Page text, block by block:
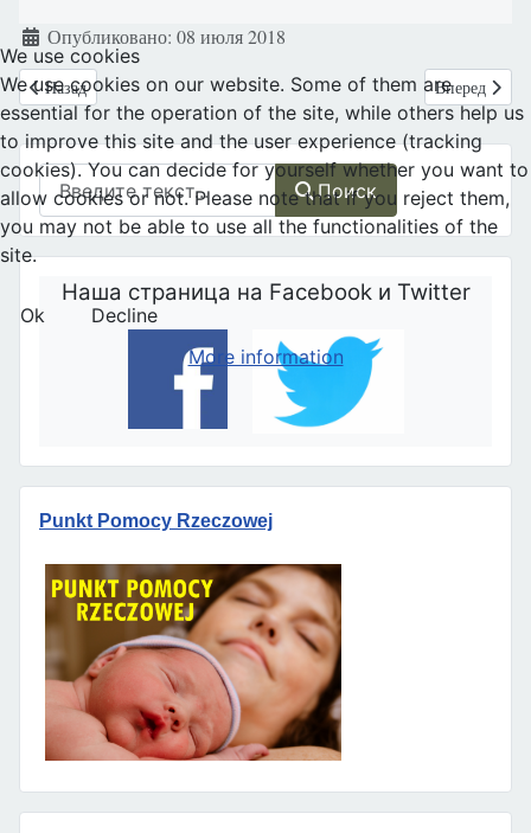
Поиск
Поиск
Наша страница на Facebook и Twitter
Punkt Pomocy Rzeczowej
Информация о материале
Опубликовано: 08 июля 2018
Предыдущий: Украина: Кабмин с осени будет выдавать роженицам
Назад Следующий:
Вперед
We use cookies
We use cookies on our website. Some of them are
essential for the operation of the site, while others help us
to improve this site and the user experience (tracking
cookies). You can decide for yourself whether you want to
allow cookies or not. Please note that if you reject them,
you may not be able to use all the functionalities of the
site.
Ok
Decline
More information